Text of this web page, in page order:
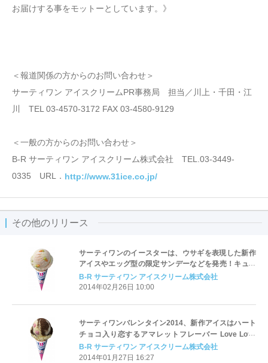
お届けする事をモットーとしています。》
＜報道関係の方からのお問い合わせ＞
サーティワン アイスクリームPR事務局 担当／川上・千田・江
川 TEL 03-4570-3172 FAX 03-4580-9129
＜一般の方からのお問い合わせ＞
B-R サーティワン アイスクリーム株式会社 TEL.03-3449-
0335 URL． http://www.31ice.co.jp/
その他のリリース
サーティワンのイースターは、ウサギを表現した新作
アイスやエッグ型の限定サンデーなどを発売！キュー
トにデコれる立体シール付き！
B-R サーティワン アイスクリーム株式会社
2014年02月26日 10:00
サーティワンバレンタイン2014、新作アイスはハート
チョコ入り恋するアマレットフレーバー Love Love
な‘ミッキー＆ミニー’デザインのお持ち帰りバッグも限
定販売
B-R サーティワン アイスクリーム株式会社
2014年01月27日 16:27